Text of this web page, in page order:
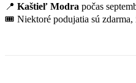
📍 Kaštieľ Modra počas
🎟 Niektoré podujatia sú zdarma,